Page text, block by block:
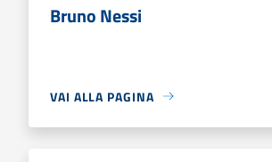
Bruno Nessi
VAI ALLA PAGINA